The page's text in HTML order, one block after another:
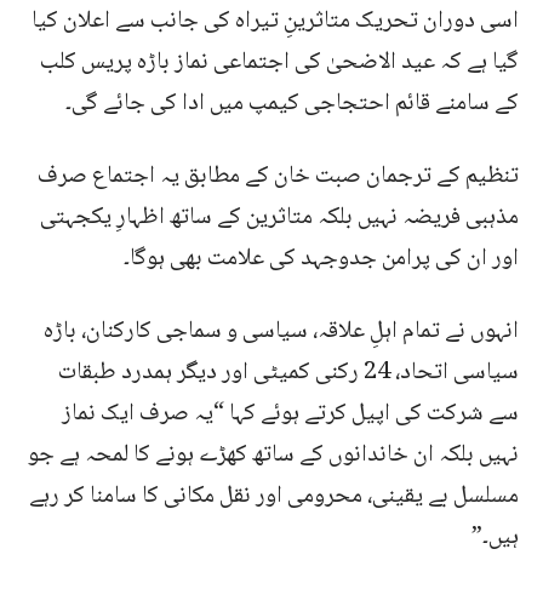
اسی دوران تحریک متاثرینِ تیراہ کی جانب سے اعلان کیا
گیا ہے کہ عید الاضحیٰ کی اجتماعی نماز باڑہ پریس کلب
کے سامنے قائم احتجاجی کیمپ میں ادا کی جائے گی۔
تنظیم کے ترجمان صبت خان کے مطابق یہ اجتماع صرف
مذہبی فریضہ نہیں بلکہ متاثرین کے ساتھ اظہارِ یکجہتی
اور ان کی پرامن جدوجہد کی علامت بھی ہوگا۔
انہوں نے تمام اہلِ علاقہ، سیاسی و سماجی کارکنان، باڑہ
سیاسی اتحاد، 24 رکنی کمیٹی اور دیگر ہمدرد طبقات
سے شرکت کی اپیل کرتے ہوئے کہا “یہ صرف ایک نماز
نہیں بلکہ ان خاندانوں کے ساتھ کھڑے ہونے کا لمحہ ہے جو
مسلسل بے یقینی، محرومی اور نقل مکانی کا سامنا کر رہے
ہیں۔”